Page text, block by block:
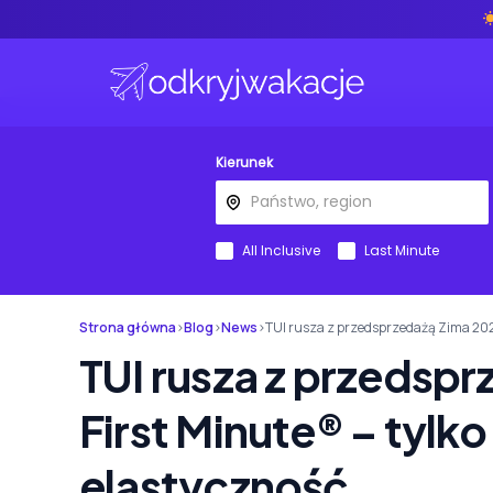
Kierunek
All Inclusive Last Minute
Strona główna›Blog›News›TUI rusza z przedsprzedażą Zima
TUI rusza z
First Minute® –